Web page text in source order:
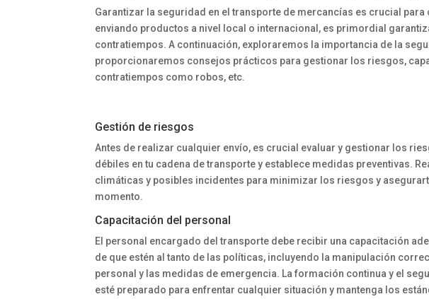
Garantizar la seguridad en el transporte de mercancías es crucial
enviando productos a nivel local o internacional, es primordial
contratiempos. A continuación, exploraremos la importancia de la
proporcionaremos consejos prácticos para gestionar los riesgos,
contratiempos como robos, etc.
Gestión de riesgos
Antes de realizar cualquier envío, es crucial evaluar y gestionar los
débiles en tu cadena de transporte y establece medidas preventivas.
climáticas y posibles incidentes para minimizar los riesgos y
momento.
Capacitación del personal
El personal encargado del transporte debe recibir una capacitación
de que estén al tanto de las políticas, incluyendo la manipulación
personal y las medidas de emergencia. La formación continua y el
esté preparado para enfrentar cualquier situación y mantenga los